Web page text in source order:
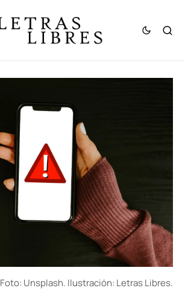
Foto: Unsplash. Ilustración: Letras Libres.